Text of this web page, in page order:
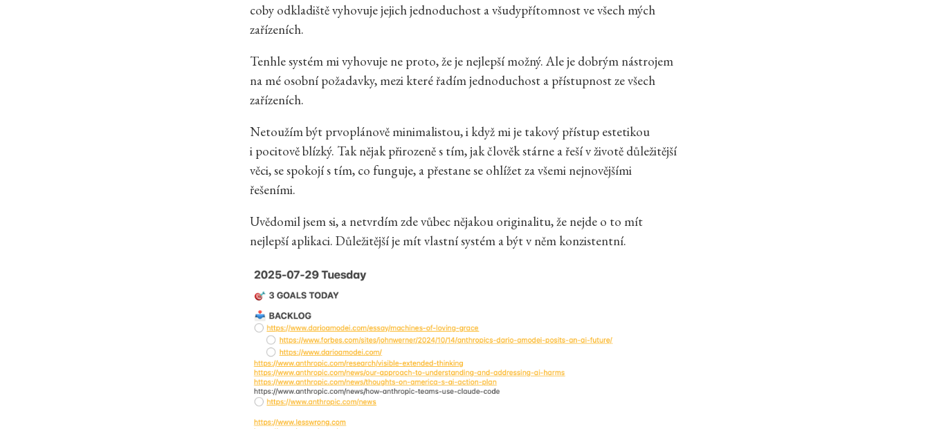
coby odkladiště vyhovuje jejich jednoduchost a všudypřítomnost ve všech mých
zařízeních.
Tenhle systém mi vyhovuje ne proto, že je nejlepší možný. Ale je dobrým nástrojem
na mé osobní požadavky, mezi které řadím jednoduchost a přístupnost ze všech
zařízeních.
Netoužím být prvoplánově minimalistou, i když mi je takový přístup estetikou
i pocitově blízký. Tak nějak přirozeně s tím, jak člověk stárne a řeší v životě důležitější
věci, se spokojí s tím, co funguje, a přestane se ohlížet za všemi nejnovějšími
řešeními.
Uvědomil jsem si, a netvrdím zde vůbec nějakou originalitu, že nejde o to mít
nejlepší aplikaci. Důležitější je mít vlastní systém a být v něm konzistentní.